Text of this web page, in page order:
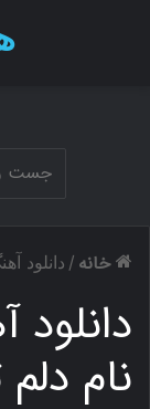
خانه / دانلود
نام